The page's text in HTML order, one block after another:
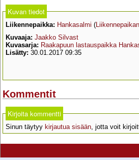
Kuvan tiedot
Liikennepaikka: Hankasalmi (
Kuvaaja: Jaakko Silvast
Kuvasarja: Raakapuun lastauspaikka
Lisätty: 30.01.2017 09:35
Kommentit
Kirjoita kommentti
Sinun täytyy kirjautua sisään, jotta voit